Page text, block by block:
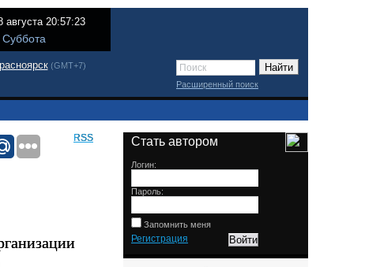
августа 20:57:23
Суббота
(GMT+7)
Расширенный поиск
RSS Стать автором
Логин:
Пароль:
Запомнить меня
Регистрация